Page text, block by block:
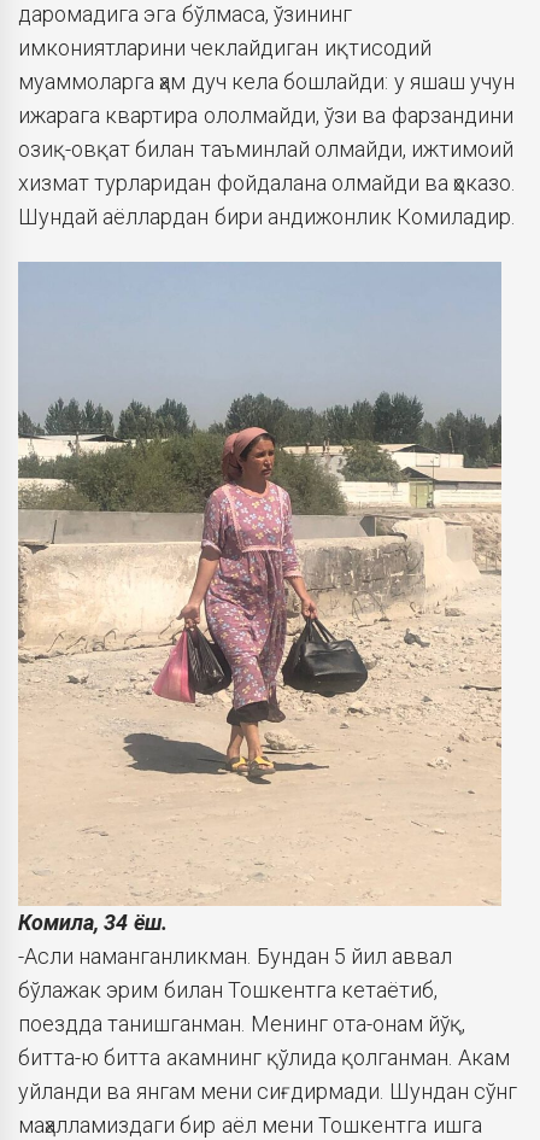
даромадига эга бўлмаса, ўзининг
имкониятларини чеклайдиган иқтисодий
муаммоларга ҳам дуч кела бошлайди: у яшаш учун
ижарага квартира ололмайди, ўзи ва фарзандини
озиқ-овқат билан таъминлай олмайди, ижтимоий
хизмат турларидан фойдалана олмайди ва ҳоказо.
Шундай аёллардан бири андижонлик Комиладир.
Комила, 34 ёш.
-Асли наманганликман. Бундан 5 йил аввал
бўлажак эрим билан Тошкентга кетаётиб,
поездда танишганман. Менинг ота-онам йўқ,
битта-ю битта акамнинг қўлида қолганман. Акам
уйланди ва янгам мени сиғдирмади. Шундан сўнг
маҳалламиздаги бир аёл мени Тошкентга ишга